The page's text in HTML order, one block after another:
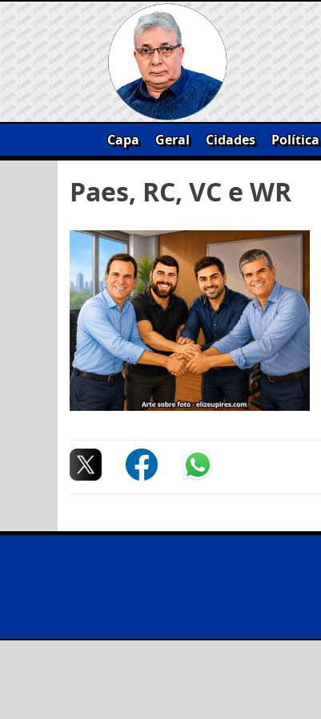
Skip
to
content
Capa Geral Cidades Política
por:
Paes, RC, VC e WR